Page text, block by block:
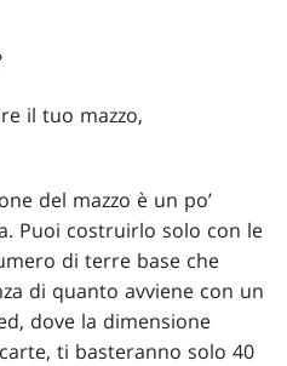
il tuo mazzo,
del mazzo è un po’
Puoi costruirlo solo con le
di terre base che
di quanto avviene con un
dove la dimensione
ti basteranno solo 40